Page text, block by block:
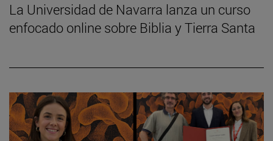
La Universidad de Navarra lanza un curso
enfocado online sobre Biblia y Tierra Santa